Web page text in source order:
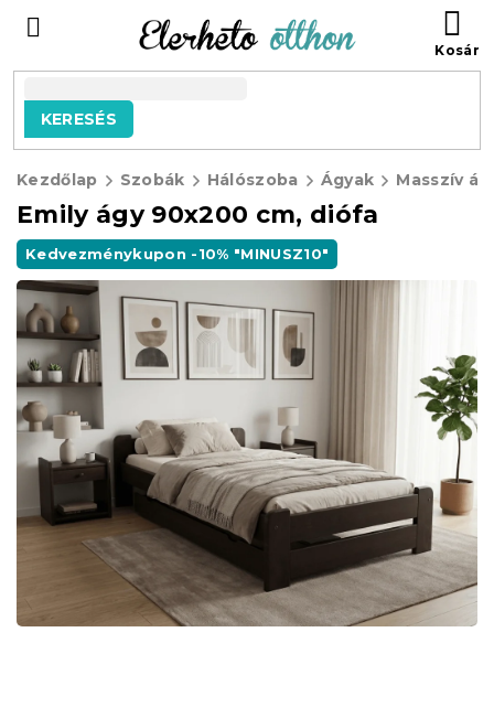
tartalomhoz
KERESÉS
Kezdőlap Szobák Hálószoba Ágyak Masszív
Emily ágy 90x200 cm, diófa
Kedvezménykupon -10% "MINUSZ10"